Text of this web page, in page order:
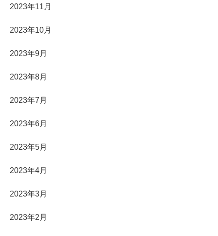
2023年11月
2023年10月
2023年9月
2023年8月
2023年7月
2023年6月
2023年5月
2023年4月
2023年3月
2023年2月